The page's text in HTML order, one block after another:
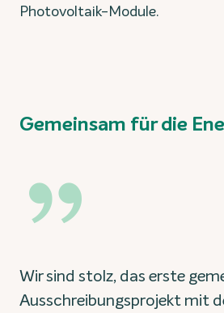
Photovoltaik-Module.
Gemeinsam für die
Wir sind stolz, das erste
Ausschreibungsprojekt mit